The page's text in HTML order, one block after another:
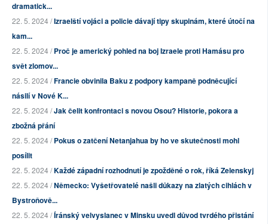
dramatick...
22. 5. 2024 /Izraelští vojáci a policie dávají tipy skupinám, které útočí na
kam...
22. 5. 2024 /Proč je americký pohled na boj Izraele proti Hamásu pro
svět zlomov...
22. 5. 2024 /Francie obvinila Baku z podpory kampaně podněcující
násilí v Nové K...
22. 5. 2024 /Jak čelit konfrontaci s novou Osou? Historie, pokora a
zbožná přání
22. 5. 2024 /Pokus o zatčení Netanjahua by ho ve skutečnosti mohl
posílit
22. 5. 2024 /Každé západní rozhodnutí je zpožděné o rok, říká Zelenskyj
22. 5. 2024 /Německo: Vyšetřovatelé našli důkazy na zlatých cihlách v
Bystroňově...
22. 5. 2024 /Íránský velvyslanec v Minsku uvedl důvod tvrdého přistání